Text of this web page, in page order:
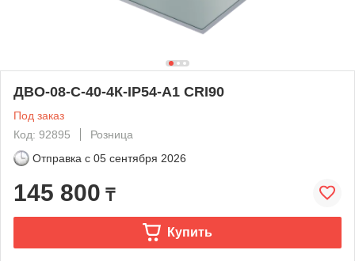
ДВО-08-С-40-4К-IP54-А1 CRI90
Под заказ
Код: 92895
Розница
Отправка с 05 сентября 2026
145 800 ₸
Купить